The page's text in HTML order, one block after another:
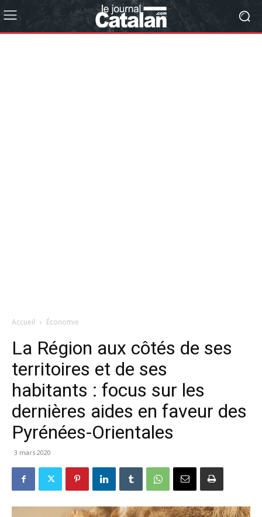
Accueil Économie
La Région aux côtés de ses
territoires et de ses
habitants : focus sur les
dernières aides en faveur des
Pyrénées-Orientales
3 mars 2020